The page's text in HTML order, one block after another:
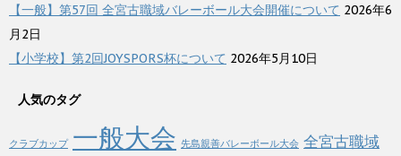
【一般】第57回 全宮古職域バレーボール大会開催について 2026年6
月2日
【小学校】第2回JOYSPORS杯について 2026年5月10日
人気のタグ
クラブカップ 一般大会 先島親善バレーボール大会 全宮古職域